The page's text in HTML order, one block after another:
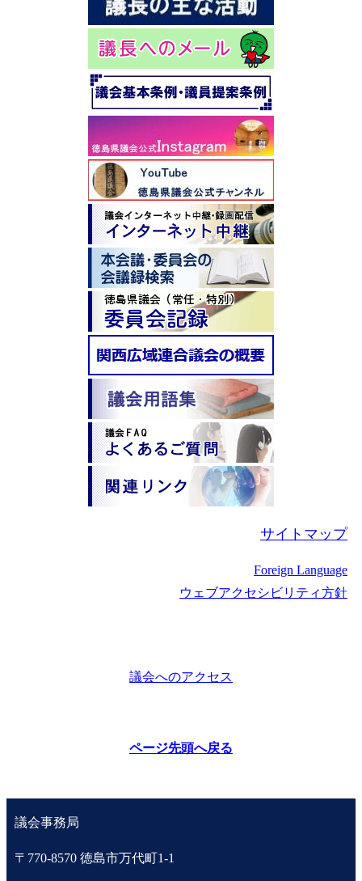
サイトマップ
Foreign Language
ウェブアクセシビリティ方針
議会へのアクセス
ページ先頭へ戻る
議会事務局
〒770-8570 徳島市万代町1-1